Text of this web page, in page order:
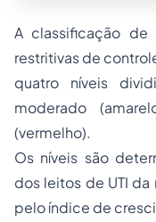
A classificação
restritivas de
quatro níveis
moderado
(vermelho).
Os níveis são
dos leitos de UTI
pelo índice de